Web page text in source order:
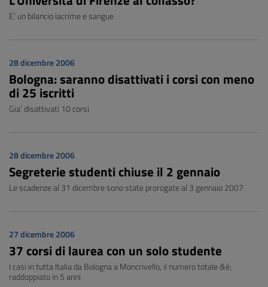
E’ un bilancio lacrime e sangue
28 dicembre 2006
Bologna: saranno disattivati i corsi con meno
di 25 iscritti
Gia’ disattivati 10 corsi
28 dicembre 2006
Segreterie studenti chiuse il 2 gennaio
Le scadenze al 31 dicembre sono state prorogate al 3 gennaio 2007
27 dicembre 2006
37 corsi di laurea con un solo studente
I casi in tutta Italia da Bologna a Moncrivello, il numero totale &è;
raddoppiato in 5 anni